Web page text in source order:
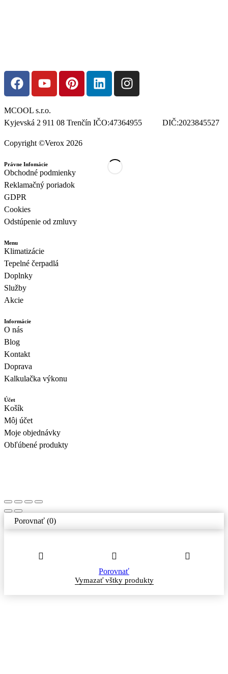
MCOOL s.r.o.
Kyjevská 2 911 08 Trenčín IČO:47364955 DIČ:2023845527
Copyright ©Verox 2026
Právne Infomácie
Obchodné podmienky
Reklamačný poriadok
GDPR
Cookies
Odstúpenie od zmluvy
Menu
Klimatizácie
Tepelné čerpadlá
Doplnky
Služby
Akcie
Informácie
O nás
Blog
Kontakt
Doprava
Kalkulačka výkonu
Účet
Košík
Môj účet
Moje objednávky
Obľúbené produkty
Porovnať (0)
Porovnať
Vymazať vštky produkty